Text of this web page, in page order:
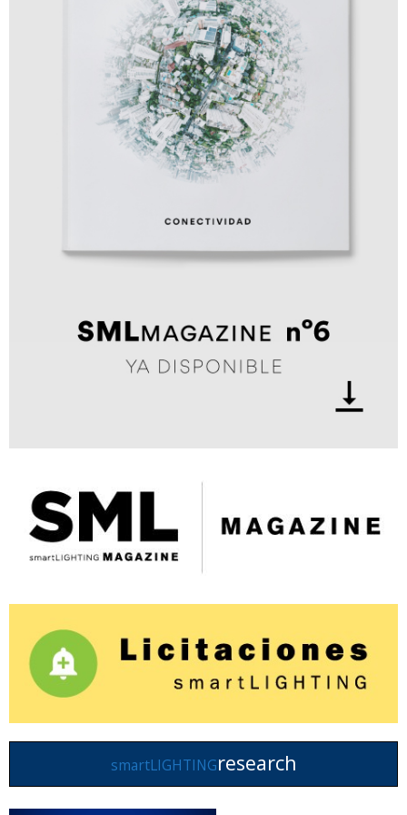
smartLIGHTINGresearch